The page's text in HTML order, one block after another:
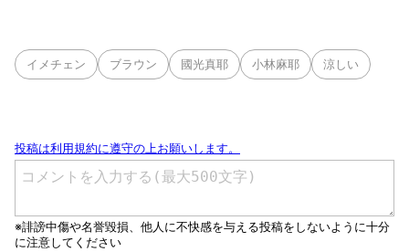
イメチェン ブラウン 國光真耶 小林麻耶 涼しい